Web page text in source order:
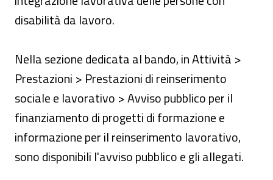
disabilità da lavoro.
Nella sezione dedicata al bando, in Attività >
Prestazioni > Prestazioni di reinserimento
sociale e lavorativo > Avviso pubblico per il
finanziamento di progetti di formazione e
informazione per il reinserimento lavorativo,
sono disponibili l'avviso pubblico e gli allegati.